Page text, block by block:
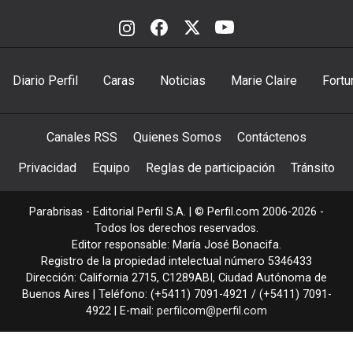
Diario Perfil Caras Noticias Marie Claire
Canales RSS Quienes Somos Contáctenos
Privacidad Equipo Reglas de participación Tránsito
Parabrisas - Editorial Perfil S.A. | © Perfil.com 2006-2026 -
Todos los derechos reservados.
Editor responsable: María José Bonacifa.
Registro de la propiedad intelectual número 5346433
Dirección: California 2715, C1289ABI , Ciudad Autónoma de
Buenos Aires | Teléfono: (+5411) 7091-4921 / (+5411) 7091-
4922 | E-mail: perfilcom@perfil.com